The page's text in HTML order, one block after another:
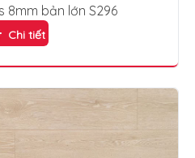
8mm bản lớn S296
Chi tiết